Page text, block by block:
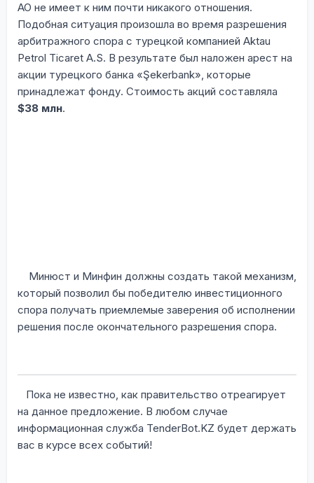
АО не имеет к ним почти никакого отношения.
Подобная ситуация произошла во время разрешения
арбитражного спора с турецкой компанией Aktau
Petrol Ticaret A.S. В результате был наложен арест на
акции турецкого банка «Şekerbank», которые
принадлежат фонду. Стоимость акций составляла
$38 млн.
Минюст и Минфин должны создать такой механизм,
который позволил бы победителю инвестиционного
спора получать приемлемые заверения об исполнении
решения после окончательного разрешения спора.
Пока не известно, как правительство отреагирует
на данное предложение. В любом случае
информационная служба TenderBot.KZ будет держать
вас в курсе всех событий!